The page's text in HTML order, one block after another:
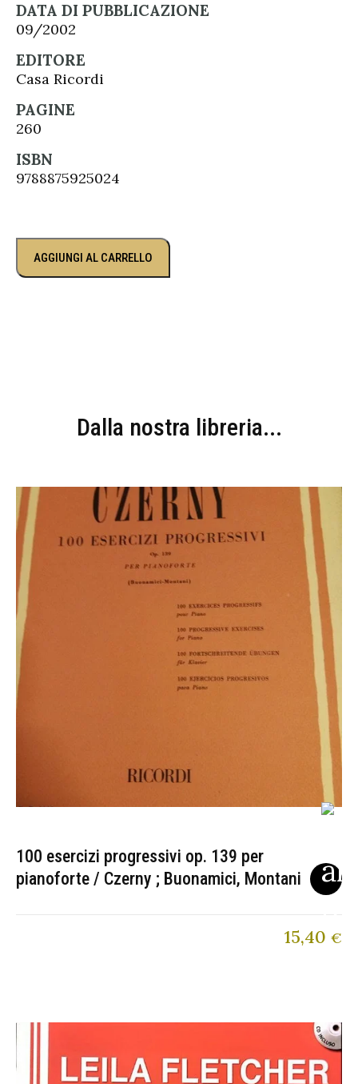
DATA DI PUBBLICAZIONE
09/2002
EDITORE
Casa Ricordi
PAGINE
260
ISBN
9788875925024
AGGIUNGI AL CARRELLO
Dalla nostra libreria...
100 esercizi progressivi op. 139 per
pianoforte / Czerny ; Buonamici, Montani
15,40 €